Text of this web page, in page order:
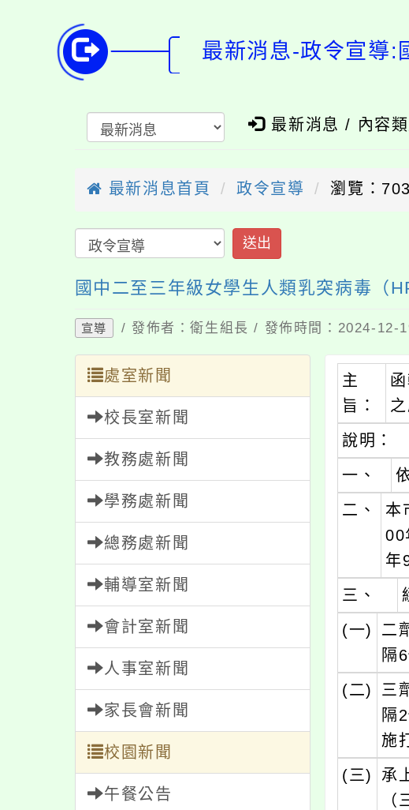
最新消息-政令宣導:
最新消息 / 內容類
最新消息首頁 政令宣導 瀏覽：703
送出
國中二至三年級女學生人類乳突病毒（
宣導 / 發佈者：衛生組長 / 發佈時間：2024-12-
處室新聞
校長室新聞
教務處新聞
學務處新聞
總務處新聞
輔導室新聞
會計室新聞
人事室新聞
家長會新聞
校園新聞
午餐公告
主
旨：
說明：
一、
二、
本
00
年
三、
(一)
二
隔
(二)
三
隔
施
(三)
承